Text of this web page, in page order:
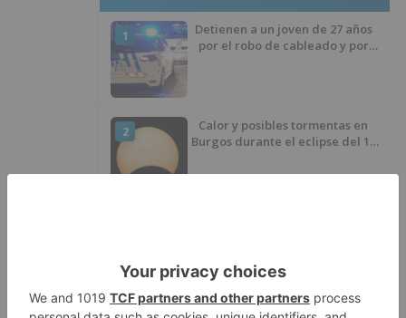
1
Detienen a un joven de 27 años
por el robo de cableado y por
2
Calor y posibles tormentas en
Burgos durante el eclipse del 12